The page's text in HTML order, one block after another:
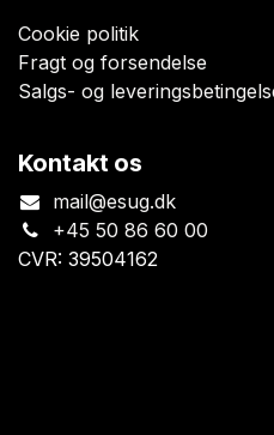
Cookie politik
Fragt og forsendelse
Salgs- og
Kontakt os
mail@esug.dk
+45 50 86 60 00
CVR: 39504162